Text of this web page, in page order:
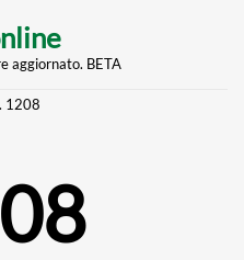
aggiornato. BETA
1208